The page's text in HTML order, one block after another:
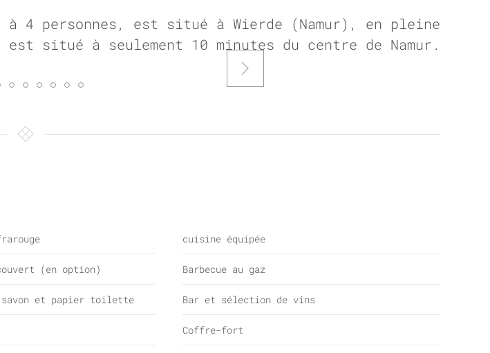
4 personnes, est situé à Wierde (Namur), en pleine
situé à seulement 10 minutes du centre de Namur.
(en option)
et papier toilette
cuisine équipée
Barbecue au gaz
Bar et sélection de vins
Coffre-fort